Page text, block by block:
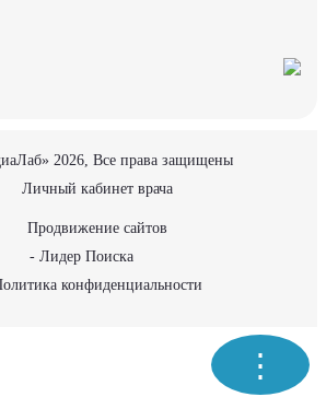
⋮
2026, Все права защищены
Личный кабинет врача
Продвижение сайтов
- Лидер Поиска
конфиденциальности